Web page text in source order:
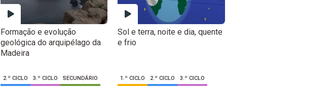
Formação e evolução
geológica do arquipélago da
Madeira
2.º CICLO 3.º CICLO SECUNDÁRIO
Sol e terra, noite e dia, quente
e frio
1.º CICLO 2.º CICLO 3.º CICLO